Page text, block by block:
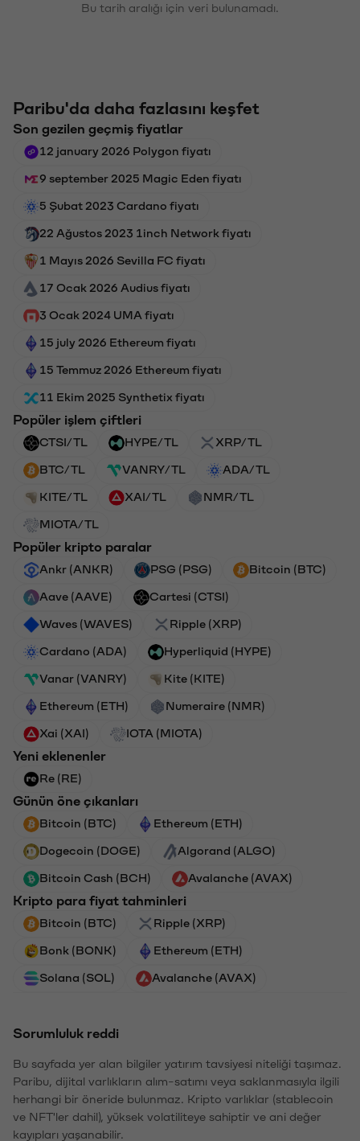
Bu tarih aralığı için veri bulunamadı.
Paribu'da daha fazlasını keşfet
Son gezilen geçmiş fiyatlar
12 january 2026 Polygon fiyatı
9 september 2025 Magic Eden fiyatı
5 Şubat 2023 Cardano fiyatı
22 Ağustos 2023 1inch Network fiyatı
1 Mayıs 2026 Sevilla FC fiyatı
17 Ocak 2026 Audius fiyatı
3 Ocak 2024 UMA fiyatı
15 july 2026 Ethereum fiyatı
15 Temmuz 2026 Ethereum fiyatı
11 Ekim 2025 Synthetix fiyatı
Popüler işlem çiftleri
CTSI/TL HYPE/TL XRP/TL
BTC/TL VANRY/TL ADA/TL
KITE/TL XAI/TL NMR/TL
MIOTA/TL
Popüler kripto paralar
Ankr (ANKR) PSG (PSG) Bitcoin (BTC)
Aave (AAVE) Cartesi (CTSI)
Waves (WAVES) Ripple (XRP)
Cardano (ADA) Hyperliquid (HYPE)
Vanar (VANRY) Kite (KITE)
Ethereum (ETH) Numeraire (NMR)
Xai (XAI) IOTA (MIOTA)
Yeni eklenenler
Re (RE)
Günün öne çıkanları
Bitcoin (BTC) Ethereum (ETH)
Dogecoin (DOGE) Algorand (ALGO)
Bitcoin Cash (BCH) Avalanche (AVAX)
Kripto para fiyat tahminleri
Bitcoin (BTC) Ripple (XRP)
Bonk (BONK) Ethereum (ETH)
Solana (SOL) Avalanche (AVAX)
Sorumluluk reddi
Bu sayfada yer alan bilgiler yatırım tavsiyesi niteliği taşımaz.
Paribu, dijital varlıkların alım-satımı veya saklanmasıyla ilgili
herhangi bir öneride bulunmaz. Kripto varlıklar (stablecoin
ve NFT'ler dahil), yüksek volatiliteye sahiptir ve ani değer
kayıpları yaşanabilir.